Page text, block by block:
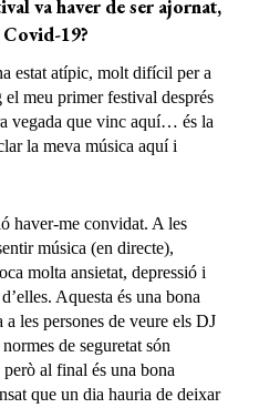
va haver de ser ajornat,
Covid-19?
estat atípic, molt difícil per a
meu primer festival després
vegada que vinc aquí… és la
la meva música aquí i
haver-me convidat. A les
música (en directe),
molta ansietat, depressió i
Aquesta és una bona
les persones de veure els DJ
de seguretat són
al final és una bona
que un dia hauria de deixar